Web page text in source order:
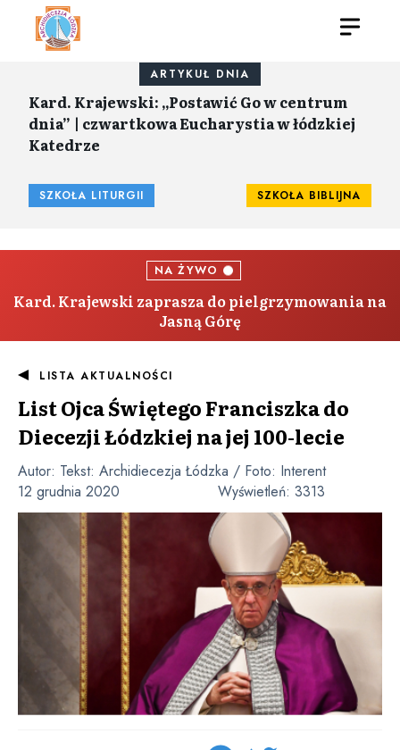
ARTYKUŁ DNIA
Kard. Krajewski: „Postawić Go w centrum
dnia” | czwartkowa Eucharystia w łódzkiej
Katedrze
SZKOŁA LITURGII SZKOŁA BIBLIJNA
NA ŻYWO
Kard. Krajewski zaprasza do pielgrzymowania na
Jasną Górę
LISTA AKTUALNOŚCI
List Ojca Świętego Franciszka do
Diecezji Łódzkiej na jej 100-lecie
Autor: Tekst: Archidiecezja Łódzka / Foto: Interent
12 grudnia 2020
Wyświetleń: 3313